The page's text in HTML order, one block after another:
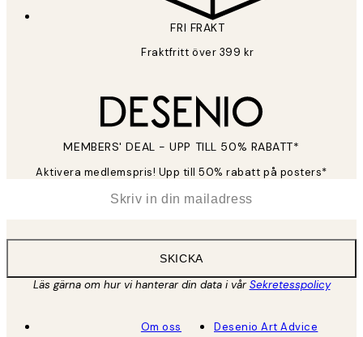
FRI FRAKT
Fraktfritt över 399 kr
MEMBERS' DEAL - UPP TILL 50% RABATT*
Aktivera medlemspris! Upp till 50% rabatt på posters*
SKICKA
Läs gärna om hur vi hanterar din data i vårSekretesspolicy
Om oss
Desenio Art Advice